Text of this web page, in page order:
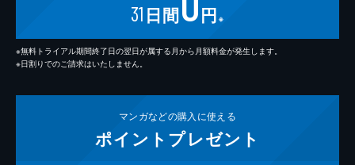
31 日間 円 ※
※無料トライアル期間終了日の翌日が属する月から月額料金が発生します。
※日割りでのご請求はいたしません。
マンガなどの購入に使える
ポイント プレゼント